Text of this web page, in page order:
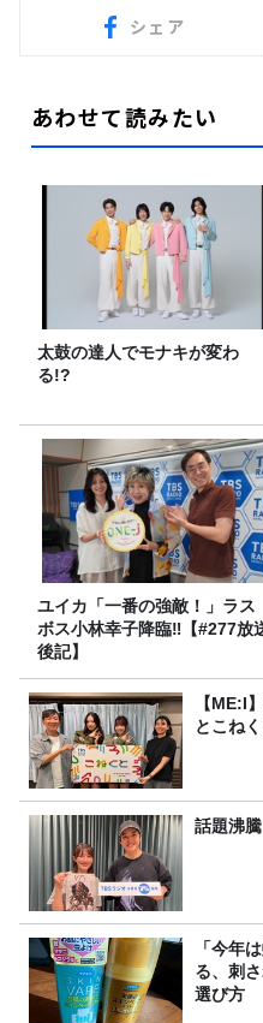
シェア
あわせて読みたい
太鼓の達人でモナキが変わ
る!?
ユイカ「一番の強敵！」ラス
ボス小林幸子降臨‼【#277放
後記】
【ME:I
とこね
話題沸
「今年
る、刺
選び方